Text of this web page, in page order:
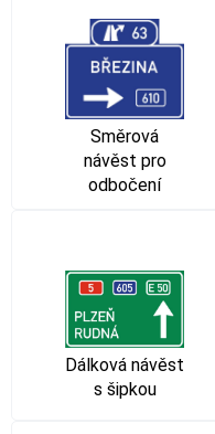
Směrová
návěst pro
odbočení
Dálková návěst
s šipkou